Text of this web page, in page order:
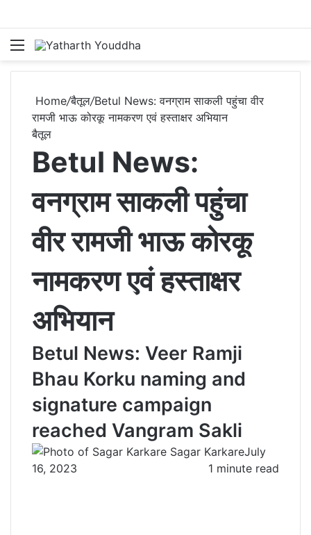
Menu
Home/बैतूल/Betul News: वनग्राम साकली पहुंचा वीर
रामजी भाऊ कोरकू नामकरण एवं हस्ताक्षर अभियान
बैतूल
Betul News:
वनग्राम साकली पहुंचा
वीर रामजी भाऊ कोरकू
नामकरण एवं हस्ताक्षर
अभियान
Betul News: Veer Ramji
Bhau Korku naming and
signature campaign
reached Vangram Sakli
Sagar KarkareJuly
16, 2023
1 minute read